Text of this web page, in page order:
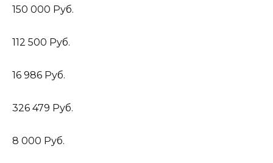
150 000 Руб.
112 500 Руб.
16 986 Руб.
326 479 Руб.
8 000 Руб.